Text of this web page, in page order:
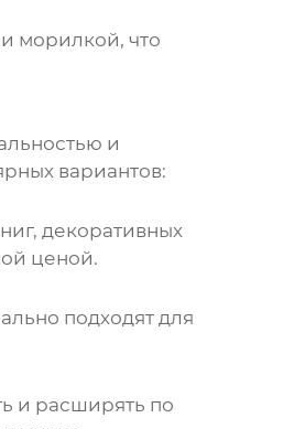
морилкой, что
и
вариантов:
декоративных
ценой.
подходят для
и расширять по